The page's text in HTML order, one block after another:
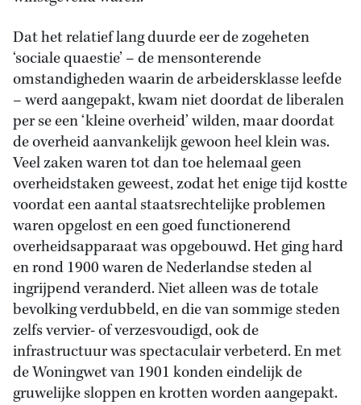
Dat het relatief lang duurde eer de zogeheten
‘sociale quaestie’ – de mensonterende
omstandigheden waarin de arbeidersklasse leefde
– werd aangepakt, kwam niet doordat de liberalen
per se een ‘kleine overheid’ wilden, maar doordat
de overheid aanvankelijk gewoon heel klein was.
Veel zaken waren tot dan toe helemaal geen
overheidstaken geweest, zodat het enige tijd kostte
voordat een aantal staatsrechtelijke problemen
waren opgelost en een goed functionerend
overheidsapparaat was opgebouwd. Het ging hard
en rond 1900 waren de Nederlandse steden al
ingrijpend veranderd. Niet alleen was de totale
bevolking verdubbeld, en die van sommige steden
zelfs vervier- of verzesvoudigd, ook de
infrastructuur was spectaculair verbeterd. En met
de Woningwet van 1901 konden eindelijk de
gruwelijke sloppen en krotten worden aangepakt.